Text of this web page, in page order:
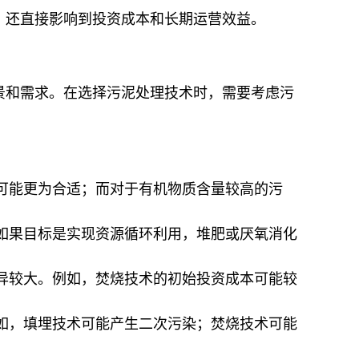
直接影响到投资成本和长期运营效益。
需求。在选择污泥处理技术时，需要考虑污
更为合适；而对于有机物质含量较高的污
目标是实现资源循环利用，堆肥或厌氧消化
大。例如，焚烧技术的初始投资成本可能较
填埋技术可能产生二次污染；焚烧技术可能